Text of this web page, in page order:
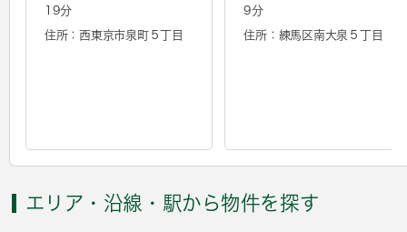
19分
住所：西東京市泉町５丁目
9分
住所：練馬区南大泉５丁目
エリア・沿線・駅から物件を探す